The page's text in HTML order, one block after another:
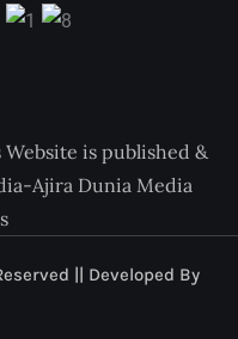
is published &
Ajira Dunia Media
|| Developed By